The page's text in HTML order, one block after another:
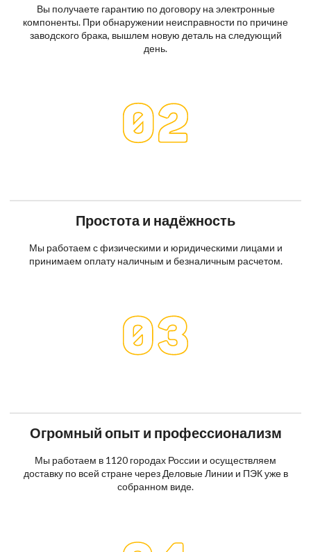
Вы получаете гарантию по договору на электронные
компоненты. При обнаружении неисправности по причине
заводского брака, вышлем новую деталь на следующий
день.
Простота и надёжность
Мы работаем с физическими и юридическими лицами и
принимаем оплату наличным и безналичным расчетом.
Огромный опыт и профессионализм
Мы работаем в 1120 городах России и осуществляем
доставку по всей стране через Деловые Линии и ПЭК уже в
собранном виде.